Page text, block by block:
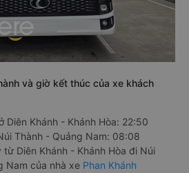
và giờ kết thúc của xe khách
Diên Khánh - Khánh Hòa: 22:50
Thành - Quảng Nam: 08:08
từ Diên Khánh - Khánh Hòa đi Núi
Nam của nhà xe Phan Khánh